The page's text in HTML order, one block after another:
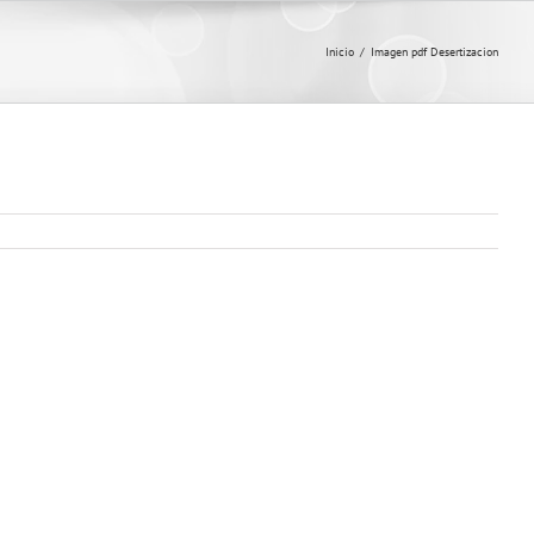
Inicio / Imagen pdf Desertizacion